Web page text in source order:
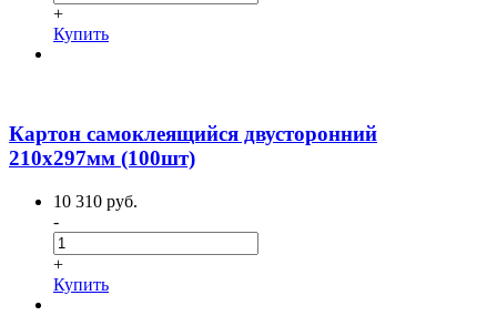
+
Купить
Картон самоклеящийся двусторонний
210х297мм (100шт)
10 310 руб.
-
+
Купить